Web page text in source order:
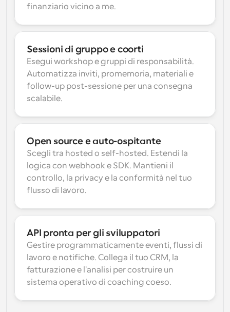
finanziario vicino a me.
Sessioni di gruppo e coorti
Esegui workshop e gruppi di responsabilità.
Automatizza inviti, promemoria, materiali e
follow-up post-sessione per una consegna
scalabile.
Open source e auto-ospitante
Scegli tra hosted o self-hosted. Estendi la
logica con webhook e SDK. Mantieni il
controllo, la privacy e la conformità nel tuo
flusso di lavoro.
API pronta per gli sviluppatori
Gestire programmaticamente eventi, flussi di
lavoro e notifiche. Collega il tuo CRM, la
fatturazione e l'analisi per costruire un
sistema operativo di coaching coeso.